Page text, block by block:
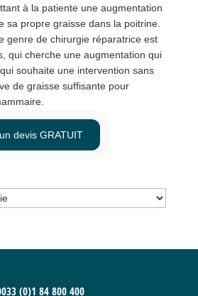
à la patiente une augmentation
sa propre graisse dans la poitrine.
genre de chirurgie réparatrice est
qui cherche une augmentation qui
souhaite une intervention sans
de graisse suffisante pour
devis GRATUIT
(0)1 84 800 400